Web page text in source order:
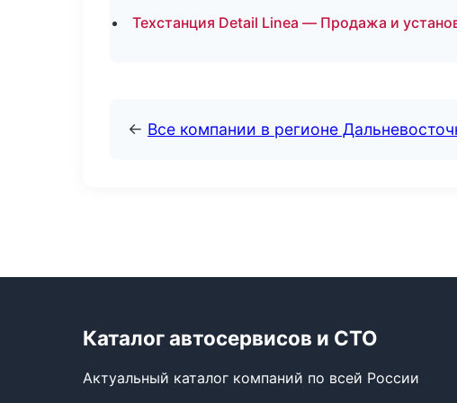
Техстанция Detail Linea — Продажа и
← Все компании в регионе
Каталог автосервисов и СТО
Актуальный каталог компаний по всей России